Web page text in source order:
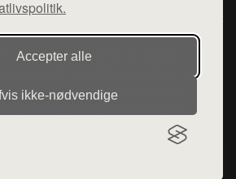
Accepter alle
ikke‑nødvendige
want.dk, der udgiver en række
af forskellige produkter fra
sælges ikke varer fra denne side - vi
sælger varen. Vi har heller ikke